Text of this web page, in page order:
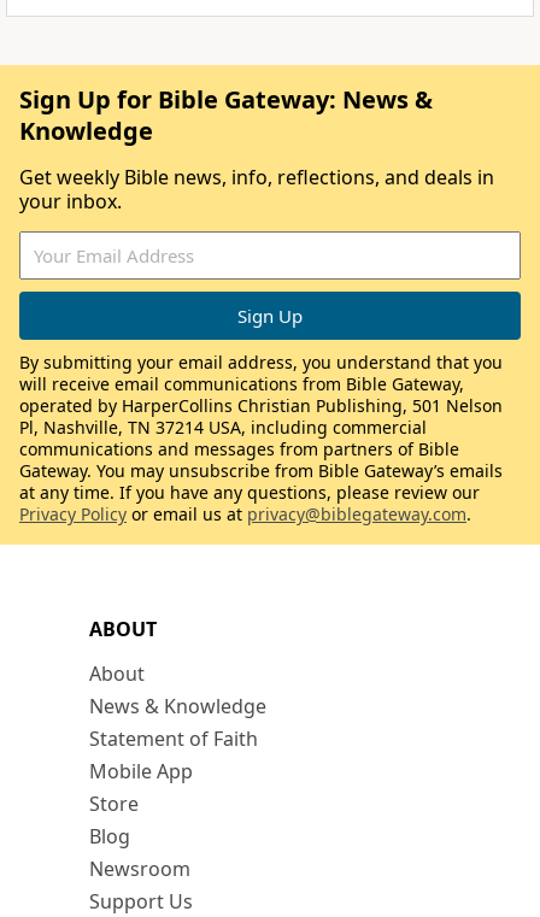
ABOUT
About
News & Knowledge
Statement of Faith
Mobile App
Store
Blog
Newsroom
Support Us
Sign Up for Bible Gateway: News &
Knowledge
Get weekly Bible news, info, reflections, and deals in
your inbox.
By submitting your email address, you understand that you
will receive email communications from Bible Gateway,
operated by HarperCollins Christian Publishing, 501 Nelson
Pl, Nashville, TN 37214 USA, including commercial
communications and messages from partners of Bible
Gateway. You may unsubscribe from Bible Gateway’s emails
at any time. If you have any questions, please review our
Privacy Policy or email us at privacy@biblegateway.com.